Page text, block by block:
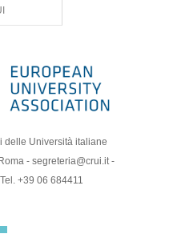
delle Università italiane
- segreteria@crui.it -
+39 06 684411